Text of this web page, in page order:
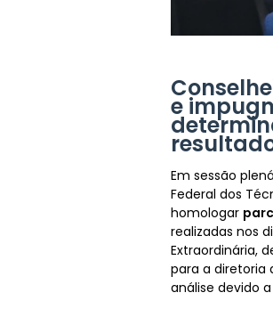
e
Em sessão
Federal dos
homologar
realizadas nos
Extraordinária,
para a diretoria
análise devido